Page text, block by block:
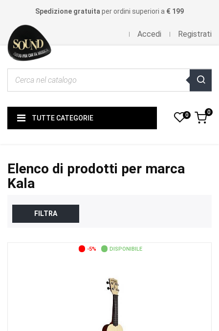
Spedizione gratuita per ordini superiori a € 199
Accedi Registrati
TUTTE CATEGORIE 0 0
Elenco di prodotti per marca
Kala
FILTRA
-5% DISPONIBILE